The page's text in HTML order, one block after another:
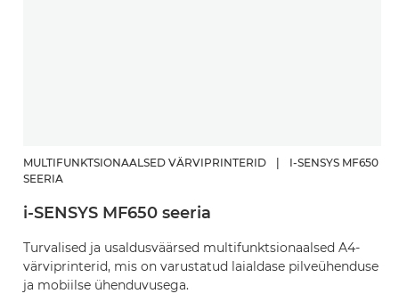
MULTIFUNKTSIONAALSED VÄRVIPRINTERID
I-SENSYS MF650
SEERIA
i-SENSYS MF650 seeria
Turvalised ja usaldusväärsed multifunktsionaalsed A4-
värviprinterid, mis on varustatud laialdase pilveühenduse
ja mobiilse ühenduvusega.